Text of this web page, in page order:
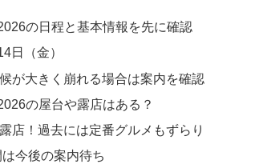
の日程と基本情報を先に確認
日（金）
が大きく崩れる場合は案内を確認
の屋台や露店はある？
店！過去には定番グルメもずらり
今後の案内待ち